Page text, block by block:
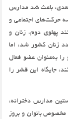
بعدي، باعث شد مدارس
حركت‌هاي اجتماعي و
پهلوي دوم، زنان و
زنان كشور شد، اما
را به‌عنوان عضو فعال
جايگاه اين قشر را
مدارس دخترانه،
مخصوص بانوان و بروز